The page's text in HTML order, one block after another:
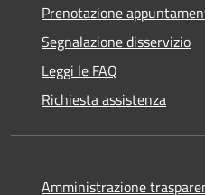
Prenotazione
Segnalazione disservizio
Leggi le FAQ
Richiesta assistenza
Amministrazione